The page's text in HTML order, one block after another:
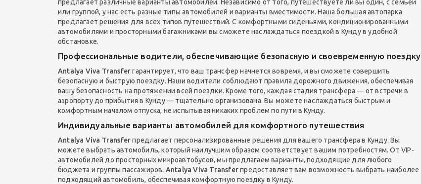
предлагает различные варианты автомобилей. Независимо от того, путешествуете ли вы один, с семьей
или группой, у нас есть разные типы автомобилей и варианты вместимости. Наша большая автопарка
предлагает решения для всех типов путешествий. С комфортными сиденьями, кондиционированными
автомобилями и просторными багажниками вы сможете наслаждаться поездкой в Кунду в удобной
обстановке.
Профессиональные водители, обеспечивающие безопасную и своевременную поездку
Antalya Viva Transferгарантирует, что ваш трансфер начнется вовремя, и вы сможете совершить
безопасную и быструю поездку. Наши водители соблюдают правила дорожного движения, обеспечивая
вашу безопасность на протяжении всей поездки. Кроме того, каждая стадия трансфера — от встречи в
аэропорту до прибытия в Кунду — тщательно организована. Вы можете наслаждаться быстрым и
комфортным началом отпуска, не испытывая никаких проблем по пути в Кунду.
Индивидуальные варианты автомобилей для комфортного путешествия
Antalya Viva Transferпредлагает персонализированные решения для вашего трансфера в Кунду. Вы
можете выбрать автомобиль, который наилучшим образом соответствует вашим потребностям. От VIP-
автомобилей до просторных микроавтобусов, мы предлагаем варианты, подходящие для любого
бюджета и группы пассажиров. Antalya Viva Transferпредоставляет вам возможность выбрать наиболее
подходящий автомобиль, обеспечивая комфортную поездку в Кунду.